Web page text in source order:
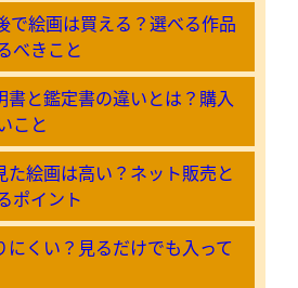
で絵画は買える？選べる作品
べきこと
書と鑑定書の違いとは？購入
こと
た絵画は高い？ネット販売と
ポイント
にくい？見るだけでも入って